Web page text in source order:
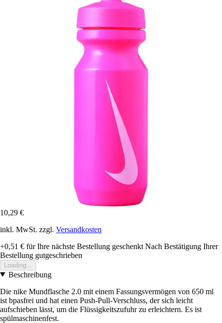
10,29 €
inkl. MwSt. zzgl. Versandkosten
+0,51 € für Ihre nächste Bestellung geschenkt Nach Bestätigung Ihrer
Bestellung gutgeschrieben
Loading...
Beschreibung
Die nike Mundflasche 2.0 mit einem Fassungsvermögen von 650 ml
ist bpasfrei und hat einen Push-Pull-Verschluss, der sich leicht
aufschieben lässt, um die Flüssigkeitszufuhr zu erleichtern. Es ist
spülmaschinenfest.